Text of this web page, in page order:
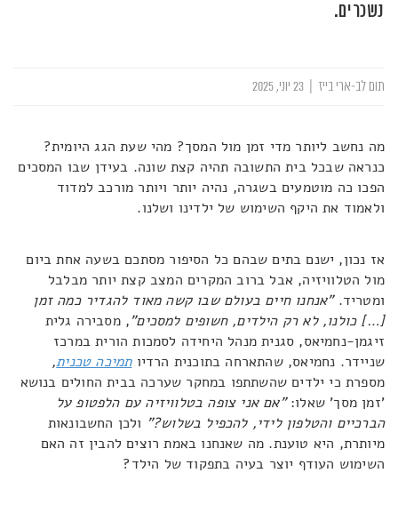
נשכרים.
תום לב-ארי בייז
מה נחשב ליותר מדי זמן מול המסך? מהי שעת הגג היומית?
כנראה שבכל בית התשובה תהיה קצת שונה. בעידן שבו המסכים
הפכו כה מוטמעים בשגרה, נהיה יותר ויותר מורכב למדוד
ולאמוד את היקף השימוש של ילדינו ושלנו.
אז נכון, ישנם בתים שבהם כל הסיפור מסתכם בשעה אחת ביום
מול הטלוויזיה, אבל ברוב המקרים המצב קצת יותר מבלבל
ומטריד. "אנחנו חיים בעולם שבו קשה מאוד להגדיר כמה זמן
[…] כולנו, לא רק הילדים, חשופים למסכים", מסבירה גלית
זיגמן-נחמיאס, סגנית מנהל היחידה לסמכות הורית במרכז
שניידר. נחמיאס, שהתארחה בתוכנית הרדיותמיכה טכנית,
מספרת כי ילדים שהשתתפו במחקר שערכה בבית החולים בנושא
'זמן מסך' שאלו:"אם אני צופה בטלוויזיה עם הלפטופ על
הברכיים והטלפון לידי, להכפיל בשלוש?" ולכן החשבונאות
מיותרת, היא טוענת. מה שאנחנו באמת רוצים להבין זה האם
השימוש העודף יוצר בעיה בתפקוד של הילד?